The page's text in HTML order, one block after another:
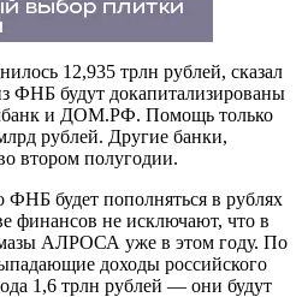
12,935 трлн рублей, сказал
ФНБ будут докапитализированы
и ДОМ.РФ. Помощь только
рублей. Другие банки,
втором полугодии.
будет пополняться в рублях
финансов не исключают, что в
АЛРОСА уже в этом году. По
доходы российского
1,6 трлн рублей — они будут